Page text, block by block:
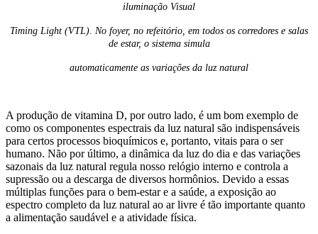
iluminação Visual
Timing Light (VTL). No foyer, no refeitório, em todos os corredores e salas
de estar, o sistema simula
automaticamente as variações da luz natural
A produção de vitamina D, por outro lado, é um bom exemplo de
como os componentes espectrais da luz natural são indispensáveis
para certos processos bioquímicos e, portanto, vitais para o ser
humano. Não por último, a dinâmica da luz do dia e das variações
sazonais da luz natural regula nosso relógio interno e controla a
supressão ou a descarga de diversos hormônios. Devido a essas
múltiplas funções para o bem-estar e a saúde, a exposição ao
espectro completo da luz natural ao ar livre é tão importante quanto
a alimentação saudável e a atividade física.